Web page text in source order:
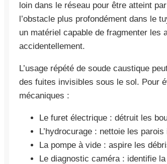
loin dans le réseau pour être atteint
l’obstacle plus profondément dans le
un matériel capable de fragmenter les
accidentellement.
L’usage répété de soude caustique
des fuites invisibles sous le sol. Pour
mécaniques :
Le furet électrique : détruit les
L’hydrocurage : nettoie les
La pompe à vide : aspire les
Le diagnostic caméra : identifie